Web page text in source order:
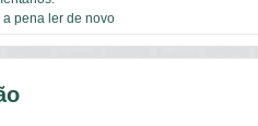
a pena ler de novo